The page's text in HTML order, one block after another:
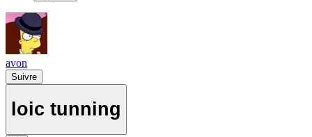
avon
Suivre
loic tunning